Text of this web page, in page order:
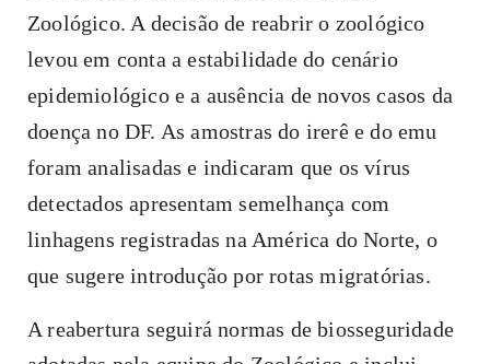
Zoológico. A decisão de reabrir o zoológico
levou em conta a estabilidade do cenário
epidemiológico e a ausência de novos casos da
doença no DF. As amostras do irerê e do emu
foram analisadas e indicaram que os vírus
detectados apresentam semelhança com
linhagens registradas na América do Norte, o
que sugere introdução por rotas migratórias.
A reabertura seguirá normas de biosseguridade